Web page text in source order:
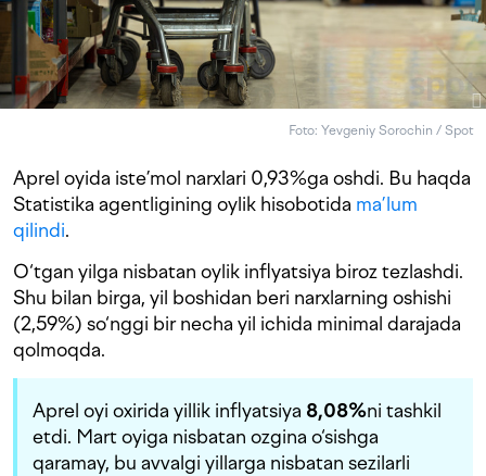
Foto: Yevgeniy Sorochin / Spot
Aprel oyida iste’mol narxlari 0,93%ga oshdi. Bu haqda
Statistika agentligining oylik hisobotida ma’lum
qilindi.
O‘tgan yilga nisbatan oylik inflyatsiya biroz tezlashdi.
Shu bilan birga, yil boshidan beri narxlarning oshishi
(2,59%) so‘nggi bir necha yil ichida minimal darajada
qolmoqda.
Aprel oyi oxirida yillik inflyatsiya 8,08%ni tashkil
etdi. Mart oyiga nisbatan ozgina o‘sishga
qaramay, bu avvalgi yillarga nisbatan sezilarli